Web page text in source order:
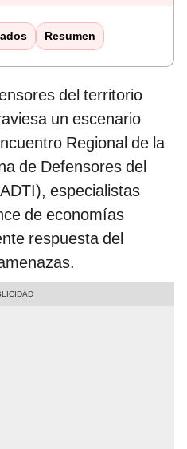
Resumen
del territorio
un escenario
Regional de la
de Defensores del
especialistas
de economías
respuesta del